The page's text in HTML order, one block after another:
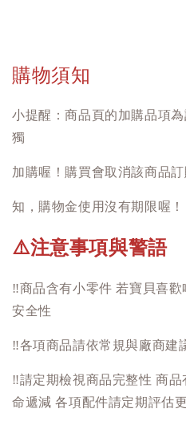
購物須知
小提醒：商品頁的加購品項
獨
加購喔！購買會取消該商品
知，購物金使用沒有期限喔！
⚠️注意事項與警語
‼️商品含有小零件 若寶貝喜
安全性
‼️各項商品請依常規與廠商建
‼️請定期檢視商品完整性 商
命遞減 各項配件請定期評估